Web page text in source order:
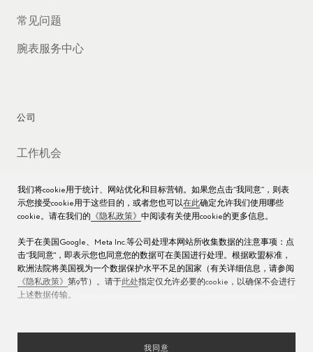
常见问题
腕表服务中心
公司
工作机会
联络我们
沪ICP备16013004号
沪公网安备 31010602000438号
我们将cookie用于统计、网站优化和目标营销。如果您点击“我同意”，则表
示您接受cookie用于这些目的，或者您也可以在此确定允许我们使用哪些
cookie。请在我们的 《隐私政策》 中阅读有关使用cookie的更多信息。
关于在美国Google、Meta Inc.等公司处理本网站所收集数据的注意事项：点
击“我同意"，即表示您也同意您的数据可在美国进行处理。根据欧盟标准，
欧洲法院将美国视为一个数据保护水平不足的国家（有关详细信息，请参阅
《隐私政策》 第9节）。请于此处指定仅允许必要的cookie，以确保不会进行
上述数据传输。
我同意